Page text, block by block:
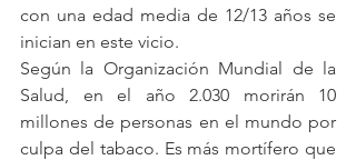
con una edad media de 12/13 años se
inician en este vicio.
Según la Organización Mundial de la
Salud, en el año 2.030 morirán 10
millones de personas en el mundo por
culpa del tabaco. Es más mortífero que